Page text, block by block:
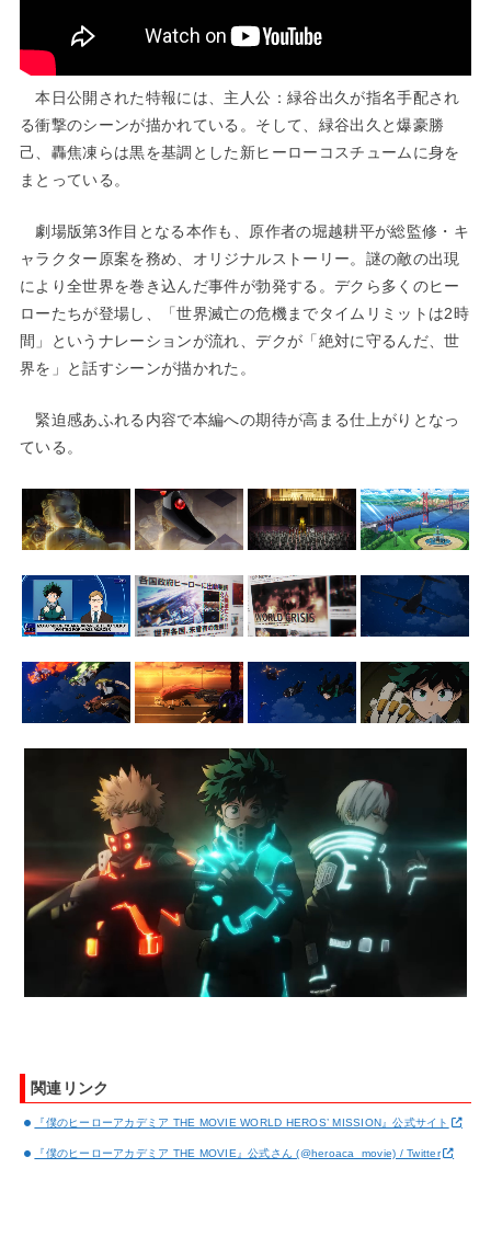
本日公開された特報には、主人公：緑谷出久が指名手配され
る衝撃のシーンが描かれている。そして、緑谷出久と爆豪勝
己、轟焦凍らは黒を基調とした新ヒーローコスチュームに身を
まとっている。
劇場版第3作目となる本作も、原作者の堀越耕平が総監修・キ
ャラクター原案を務め、オリジナルストーリー。謎の敵の出現
により全世界を巻き込んだ事件が勃発する。デクら多くのヒー
ローたちが登場し、「世界滅亡の危機までタイムリミットは2時
間」というナレーションが流れ、デクが「絶対に守るんだ、世
界を」と話すシーンが描かれた。
緊迫感あふれる内容で本編への期待が高まる仕上がりとなっ
ている。
関連リンク
『僕のヒーローアカデミア THE MOVIE WORLD HEROS’ MISSION』公式サイト
『僕のヒーローアカデミア THE MOVIE』公式さん (@heroaca_movie) / Twitter